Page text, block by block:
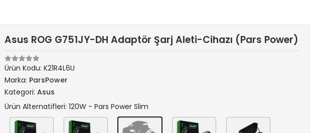
Asus ROG G751JY-DH Adaptör Şarj Aleti-Cihazı (Pars Power)
Ürün Kodu: K21R4L6U
Marka: ParsPower
Kategori: Asus
Ürün Alternatifleri: 120W - Pars Power Slim